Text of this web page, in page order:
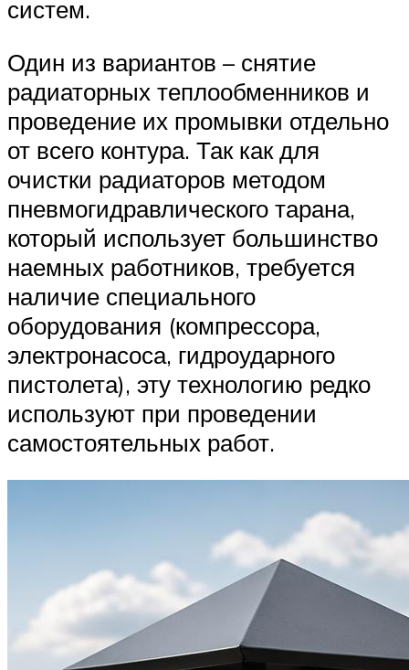
систем.
Один из вариантов – снятие
радиаторных теплообменников и
проведение их промывки отдельно
от всего контура. Так как для
очистки радиаторов методом
пневмогидравлического тарана,
который использует большинство
наемных работников, требуется
наличие специального
оборудования (компрессора,
электронасоса, гидроударного
пистолета), эту технологию редко
используют при проведении
самостоятельных работ.